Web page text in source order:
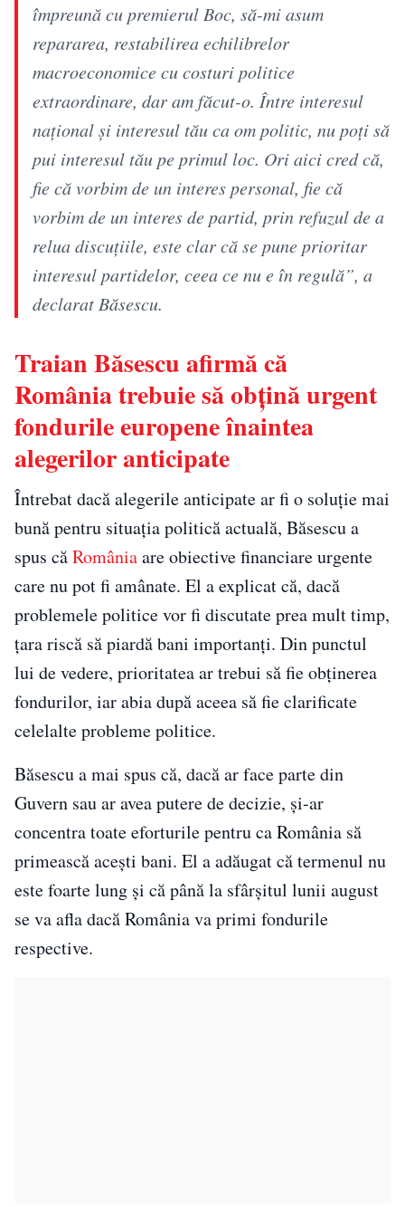
împreună cu premierul Boc, să-mi asum
repararea, restabilirea echilibrelor
macroeconomice cu costuri politice
extraordinare, dar am făcut-o. Între interesul
naţional şi interesul tău ca om politic, nu poţi să
pui interesul tău pe primul loc. Ori aici cred că,
fie că vorbim de un interes personal, fie că
vorbim de un interes de partid, prin refuzul de a
relua discuţiile, este clar că se pune prioritar
interesul partidelor, ceea ce nu e în regulă”, a
declarat Băsescu.
Traian Băsescu afirmă că
România trebuie să obțină urgent
fondurile europene înaintea
alegerilor anticipate
Întrebat dacă alegerile anticipate ar fi o soluție mai
bună pentru situația politică actuală, Băsescu a
spus căRomâniaare obiective financiare urgente
care nu pot fi amânate. El a explicat că, dacă
problemele politice vor fi discutate prea mult timp,
țara riscă să piardă bani importanți. Din punctul
lui de vedere, prioritatea ar trebui să fie obținerea
fondurilor, iar abia după aceea să fie clarificate
celelalte probleme politice.
Băsescu a mai spus că, dacă ar face parte din
Guvern sau ar avea putere de decizie, și-ar
concentra toate eforturile pentru ca România să
primească acești bani. El a adăugat că termenul nu
este foarte lung și că până la sfârșitul lunii august
se va afla dacă România va primi fondurile
respective.